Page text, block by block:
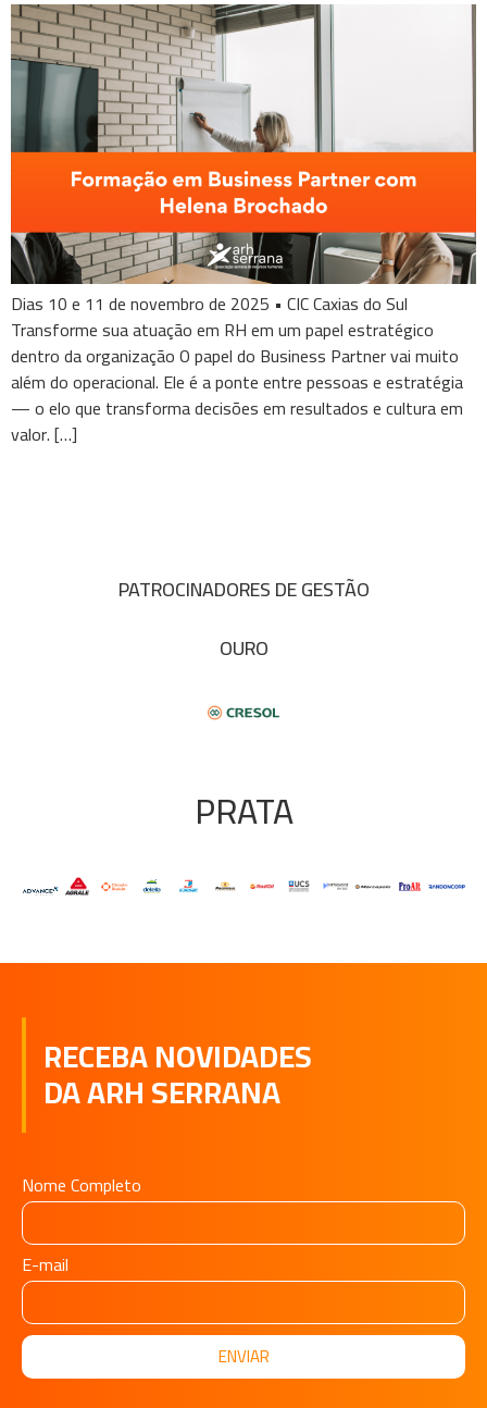
Dias 10 e 11 de novembro de 2025 • CIC Caxias do Sul
Transforme sua atuação em RH em um papel estratégico
dentro da organização O papel do Business Partner vai muito
além do operacional. Ele é a ponte entre pessoas e estratégia
— o elo que transforma decisões em resultados e cultura em
valor. […]
PATROCINADORES DE GESTÃO
OURO
PRATA
RECEBA NOVIDADES
DA ARH SERRANA
Nome Completo
E-mail
ENVIAR